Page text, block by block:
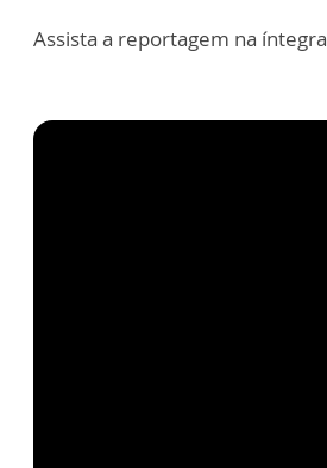
Assista a reportagem na